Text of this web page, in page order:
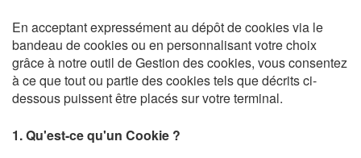
En acceptant expressément au dépôt de cookies via le
bandeau de cookies ou en personnalisant votre choix
grâce à notre outil de Gestion des cookies, vous consentez
à ce que tout ou partie des cookies tels que décrits ci-
dessous puissent être placés sur votre terminal.
1. Qu'est-ce qu'un Cookie ?